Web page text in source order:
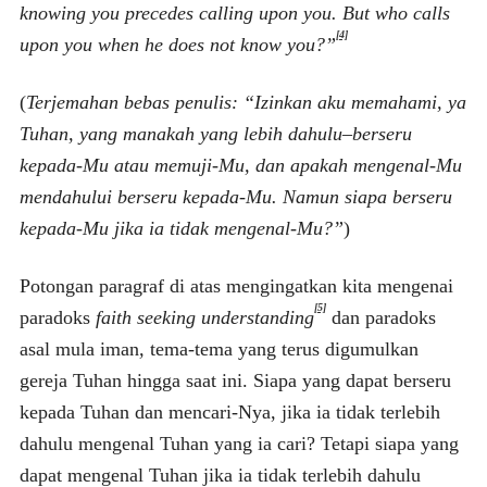
knowing you precedes calling upon you. But who calls
upon you when he does not know you?”[4]
(Terjemahan bebas penulis: “Izinkan aku memahami, ya
Tuhan, yang manakah yang lebih dahulu–berseru
kepada-Mu atau memuji-Mu, dan apakah mengenal-Mu
mendahului berseru kepada-Mu. Namun siapa berseru
kepada-Mu jika ia tidak mengenal-Mu?”)
Potongan paragraf di atas mengingatkan kita mengenai
paradoks faith seeking understanding[5]dan paradoks
asal mula iman, tema-tema yang terus digumulkan
gereja Tuhan hingga saat ini. Siapa yang dapat berseru
kepada Tuhan dan mencari-Nya, jika ia tidak terlebih
dahulu mengenal Tuhan yang ia cari? Tetapi siapa yang
dapat mengenal Tuhan jika ia tidak terlebih dahulu